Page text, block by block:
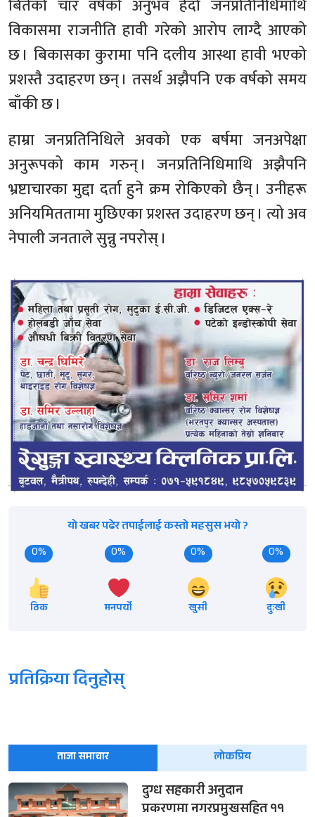
बितेको चार वर्षको अनुभव हेर्दा जनप्रतिनिधिमाथि
विकासमा राजनीति हावी गरेको आरोप लाग्दै आएको
छ । बिकासका कुरामा पनि दलीय आस्था हावी भएको
प्रशस्तै उदाहरण छन् । तसर्थ अझैपनि एक वर्षको समय
बाँकी छ ।
हाम्रा जनप्रतिनिधिले अवको एक बर्षमा जनअपेक्षा
अनुरूपको काम गरुन् । जनप्रतिनिधिमाथि अझैपनि
भ्रष्टाचारका मुद्दा दर्ता हुने क्रम रोकिएको छैन् । उनीहरू
अनियमिततामा मुछिएका प्रशस्त उदाहरण छन् । त्यो अव
नेपाली जनताले सुन्नु नपरोस् ।
यो खबर पढेर तपाईलाई कस्तो महसुस भयो ?
0%
ठिक
0%
मनपर्यो
0%
खुसी
0%
दुःखी
प्रतिक्रिया दिनुहोस्
ताजा समाचार लोकप्रिय
दुग्ध सहकारी अनुदान
प्रकरणमा नगरप्रमुखसहित ११